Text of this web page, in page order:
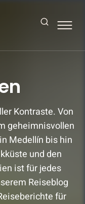
Search
Kontraste. Von
geheimnisvollen
Medellín bis hin
und den
ist für jedes
Reiseblog
für